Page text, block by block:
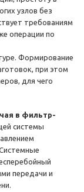
узлов без
требованиям
операции по
Формирование
при этом
для чего
в фильтр-
системы
передачи и